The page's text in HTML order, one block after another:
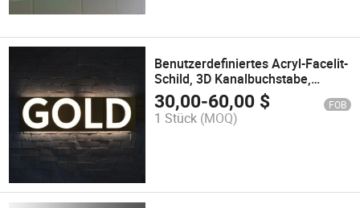
Benutzerdefiniertes Acryl-Facelit-
Schild, 3D Kanalbuchstabe,
Werbung im Freien Anzeige
30,00-60,00 $ FOB
1 Stück (MOQ)